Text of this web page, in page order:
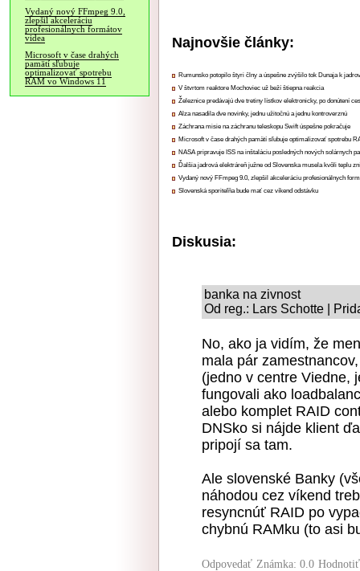
Vydaný nový FFmpeg 9.0,
zlepšil akceleráciu
profesionálnych formátov
videa
Microsoft v čase drahých
pamätí sľubuje
optimalizovať spotrebu
RAM vo Windows 11
Najnovšie články:
Rumunsko potopilo štyri člny a úspešne zvýšilo tok Dunaja k
V štvrtom reaktore Mochoviec už beží štiepna reakcia
Železnice predávajú dve tretiny lístkov elektronicky, po donútení
Alza nasadila dve novinky, jednu užitočnú a jednu kontroverznú
Záchrana misie na záchranu teleskopu Swift úspešne pokračuje
Microsoft v čase drahých pamätí sľubuje optimalizovať spotrebu
NASA pripravuje ISS na inštaláciu posledných nových solárnych
Ďalšia jadrová elektráreň južne od Slovenska musela kvôli teplu
Vydaný nový FFmpeg 9.0, zlepšil akceleráciu profesionálnych
Slovenská sporiteľňa bude mať cez víkend odstávku
Diskusia:
banka na zivnost
Od reg.: Lars Schotte |
No, ako ja vidím, že
mala pár
(jedno v centre Viedne,
fungovali ako
alebo komplet RAID
DNSko si nájde klient
pripojí sa tam.
Ale slovenské Banky
náhodou cez víkend
resyncnúť RAID po
chybnú RAMku (to asi
Odpovedať Známka: 0.0